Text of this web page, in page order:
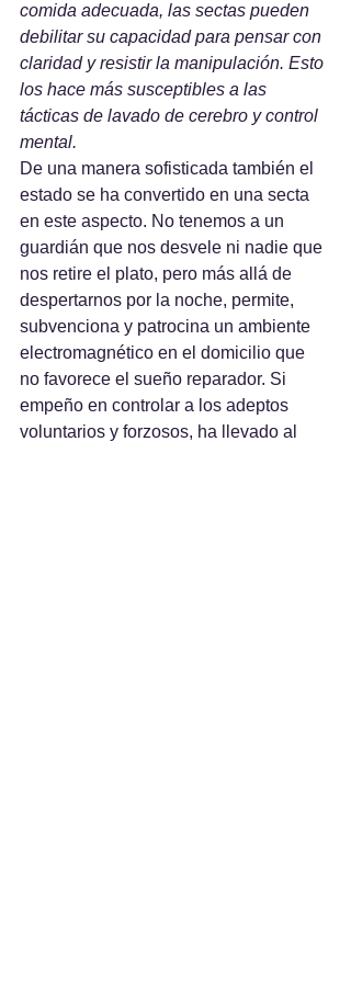
comida adecuada, las sectas pueden
debilitar su capacidad para pensar con
claridad y resistir la manipulación. Esto
los hace más susceptibles a las
tácticas de lavado de cerebro y control
mental.
De una manera sofisticada también el
estado se ha convertido en una secta
en este aspecto. No tenemos a un
guardián que nos desvele ni nadie que
nos retire el plato, pero más allá de
despertarnos por la noche, permite,
subvenciona y patrocina un ambiente
electromagnético en el domicilio que
no favorece el sueño reparador. Si
empeño en controlar a los adeptos
voluntarios y forzosos, ha llevado al